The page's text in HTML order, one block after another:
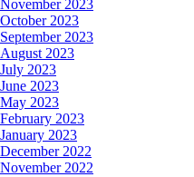
November 2023
October 2023
September 2023
August 2023
July 2023
June 2023
May 2023
February 2023
January 2023
December 2022
November 2022